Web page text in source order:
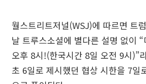
월스트리트저널(WSJ)에 따르면 트
날 트루스소셜에 별다른 설명 없이
오후 8시!(한국시간 8일 오전 9시)”
초 6일로 제시했던 협상 시한을 7일